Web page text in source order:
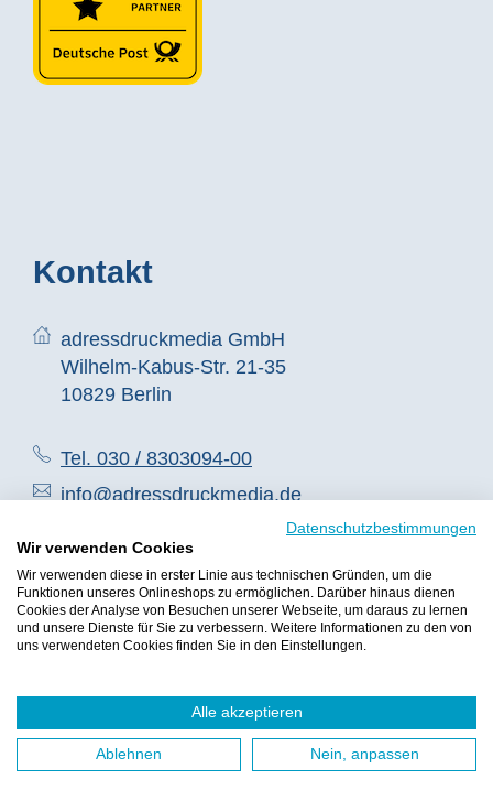
Wir verwenden Cookies, um Ihre Erfahrung zu verbessern. Um die
neuen Datenschutzrichtlinien zu erfüllen, müssen wir Sie um Ihre
Zustimmung für Cookies fragen.Weitere Informationen
Cookies zulassen
Kontakt
adressdruckmedia GmbH
Wilhelm-Kabus-Str. 21-35
10829 Berlin
Tel. 030 / 8303094-00
info@adressdruckmedia.de
Allgemeines
Bestellvorgang
Kontakt
Datenschutzbestimmungen
Wir verwenden Cookies
Wir verwenden diese in erster Linie aus technischen Gründen, um die
Funktionen unseres Onlineshops zu ermöglichen. Darüber hinaus dienen
Cookies der Analyse von Besuchen unserer Webseite, um daraus zu lernen
und unsere Dienste für Sie zu verbessern. Weitere Informationen zu den von
uns verwendeten Cookies finden Sie in den Einstellungen.
Alle akzeptieren
Ablehnen Nein, anpassen